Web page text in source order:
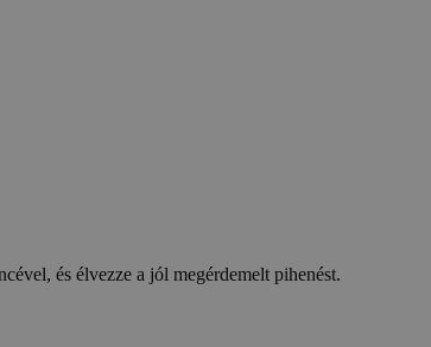
és élvezze a jól megérdemelt pihenést.